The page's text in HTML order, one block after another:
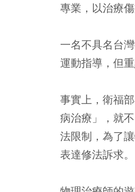
專業，以治療
一名不具名台
運動指導，但
事實上，衛福
病治療」，就
法限制，為了
表達修法訴求。